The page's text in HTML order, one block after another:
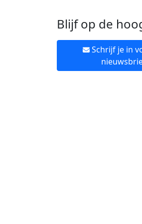
Blijf op de
Schrijf je in